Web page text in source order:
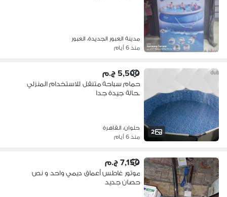
مدينة العبور الجديدة، العبور
منذ 6 أيام
2
5,500 ج.م
حمام سباحة متنقل للاستخدام المنزلي
بحالة جيدة جدا
حلوان، القاهرة
منذ 6 أيام
7,150 ج.م
موتور غاطس أعماق ديمي واحد و نص
حصان جديد